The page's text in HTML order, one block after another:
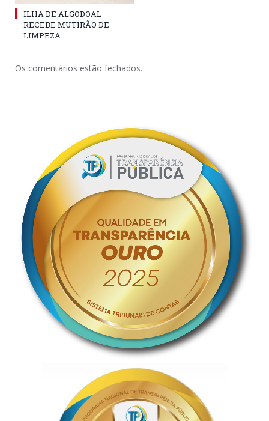
ILHA DE ALGODOAL
RECEBE MUTIRÃO DE
LIMPEZA
Os comentários estão fechados.